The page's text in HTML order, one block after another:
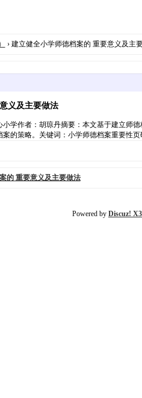
› 建立健全小学师德档案的 重要意义及主
义及主要做法
学作者：胡琼丹摘要：本文基于建立师
的策略。关键词：小学师德档案重要性页
的 重要意义及主要做法
Powered by Discuz!